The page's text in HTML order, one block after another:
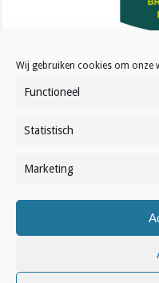
Wij gebruiken cookies om onze
Functioneel
Statistisch
Marketing
Over Volleynews
Abonneer nu
©
Algemene